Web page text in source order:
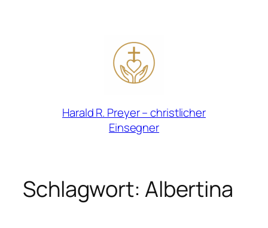
Harald R. Preyer – christlicher
Einsegner
Schlagwort: Albertina